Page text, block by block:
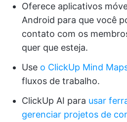
Oferece aplicativos
Android para que você
contato com os
quer que esteja.
Use o ClickUp Mind
fluxos de trabalho.
ClickUp AI para usar
gerenciar projetos de